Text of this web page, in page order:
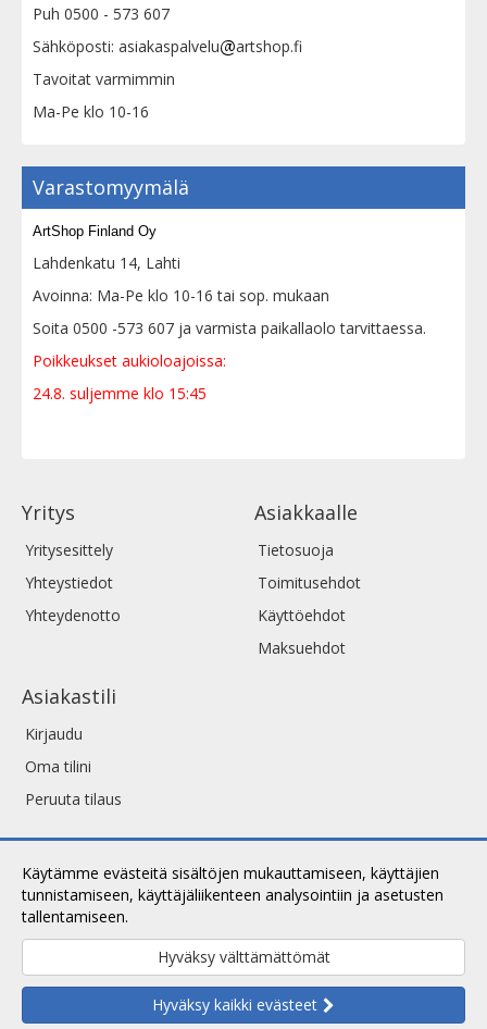
Käytämme evästeitä sisältöjen mukauttamiseen, käyttäjien
tunnistamiseen, käyttäjäliikenteen analysointiin ja asetusten
tallentamiseen.
Hyväksy välttämättömät
Hyväksy kaikki evästeet
Puh 0500 - 573 607
Sähköposti: asiakaspalvelu
artshop.fi
Tavoitat varmimmin
Ma-Pe klo 10-16
Varastomyymälä
ArtShop Finland Oy
Lahdenkatu 14, Lahti
Avoinna: Ma-Pe klo 10-16 tai sop. mukaan
Soita 0500 -573 607 ja varmista paikallaolo tarvittaessa.
Poikkeukset aukioloajoissa:
24.8. suljemme klo 15:45
Yritys
Yritysesittely
Yhteystiedot
Yhteydenotto
Asiakkaalle
Tietosuoja
Toimitusehdot
Käyttöehdot
Maksuehdot
Asiakastili
Kirjaudu
Oma tilini
Peruuta tilaus
Copyright © 2026 ArtShop. Kaikki oikeudet pidätetään.
Evolution Solutions -verkkokaupparatkaisu